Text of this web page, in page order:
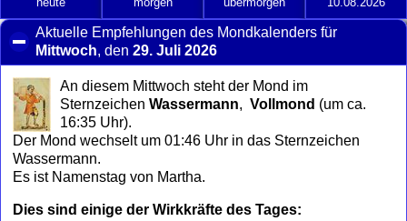
heute morgen übermorgen 10.08.2026
Aktuelle Empfehlungen des Mondkalenders für
Mittwoch, den29. Juli 2026
to
collapse
contents
An diesem Mittwoch steht der Mond im
Sternzeichen Wassermann, Vollmond (um ca.
16:35 Uhr).
Der Mond wechselt um 01:46 Uhr in das Sternzeichen
Wassermann.
Es ist Namenstag von Martha.
Dies sind einige der Wirkkräfte des Tages: